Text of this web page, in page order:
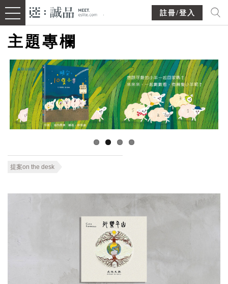
註冊/登入
主題專欄
提案on the desk